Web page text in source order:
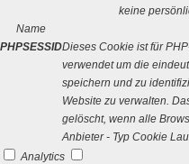
keine
Name
PHPSESSIDDieses Cookie ist für
verwendet um die
speichern und zu
Website zu verwalten.
gelöscht, wenn alle
Anbieter - Typ Cookie
Analytics